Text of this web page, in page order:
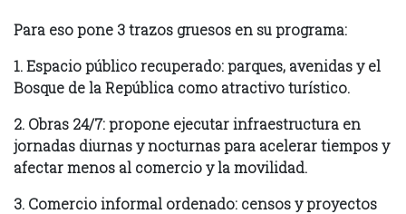
Para eso pone 3 trazos gruesos en su programa:
1. Espacio público recuperado: parques, avenidas y el
Bosque de la República como atractivo turístico.
2. Obras 24/7: propone ejecutar infraestructura en
jornadas diurnas y nocturnas para acelerar tiempos y
afectar menos al comercio y la movilidad.
3. Comercio informal ordenado: censos y proyectos